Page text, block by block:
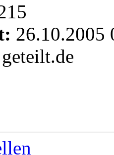
26.10.2005
geteilt.de